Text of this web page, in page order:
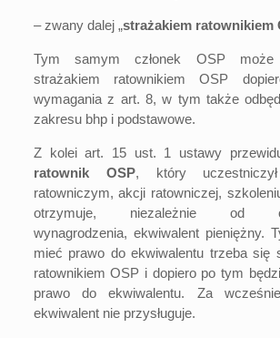
– zwany dalej „strażakiem ratownikiem
Tym samym członek OSP
strażakiem ratownikiem OSP
wymagania z art. 8, w tym także
zakresu bhp i podstawowe.
Z kolei art. 15 ust. 1 ustawy
ratownik OSP, który
ratowniczym, akcji ratowniczej,
otrzymuje, niezależnie od
wynagrodzenia, ekwiwalent pieniężny.
mieć prawo do ekwiwalentu trzeba się
ratownikiem OSP i dopiero po tym
prawo do ekwiwalentu. Za
ekwiwalent nie przysługuje.